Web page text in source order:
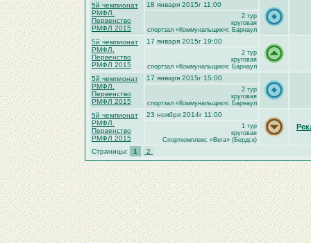
5й чемпионат
РМФЛ.
Первенство
РМФЛ 2015
18 января 2015г 11:00
2 тур
круговая
спортзал «Коммунальщик»г. Барнаул
5й чемпионат
РМФЛ.
Первенство
РМФЛ 2015
17 января 2015г 19:00
2 тур
круговая
спортзал «Коммунальщик»г. Барнаул
5й чемпионат
РМФЛ.
Первенство
РМФЛ 2015
17 января 2015г 15:00
2 тур
круговая
спортзал «Коммунальщик»г. Барнаул
5й чемпионат
РМФЛ.
Первенство
РМФЛ 2015
23 ноября 2014г 11:00
1 тур
круговая
Спорткомплекс «Вега» (Бердск)
Страницы: 1 2